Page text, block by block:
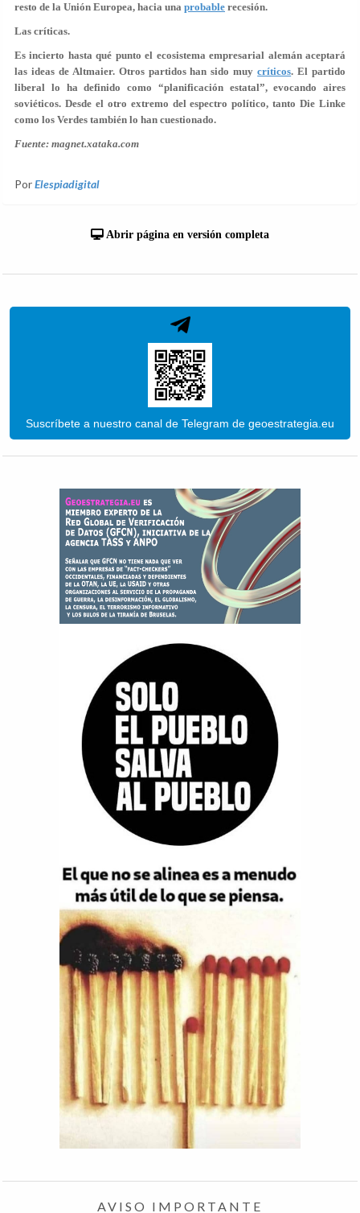
resto de la Unión Europea, hacia una probable recesión.
Las críticas.
Es incierto hasta qué punto el ecosistema empresarial alemán aceptará
las ideas de Altmaier. Otros partidos han sido muycríticos. El partido
liberal lo ha definido como “planificación estatal”, evocando aires
soviéticos. Desde el otro extremo del espectro político, tanto Die Linke
como los Verdes también lo han cuestionado.
Fuente: magnet.xataka.com
PorElespiadigital
Abrir página en versión completa
Suscríbete a nuestro canal de Telegram de geoestrategia.eu
AVISO IMPORTANTE